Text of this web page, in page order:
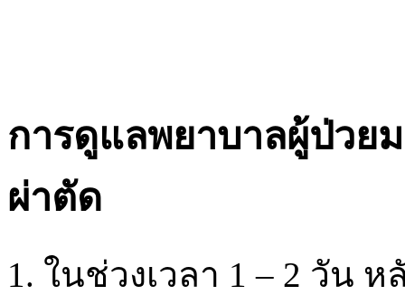
การดูแลพยาบาลผู้ป่วย
ผ่าตัด
1. ในช่วงเวลา 1 – 2 วัน